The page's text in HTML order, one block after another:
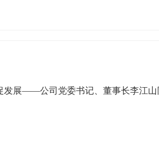
发展——公司党委书记、董事长李江山